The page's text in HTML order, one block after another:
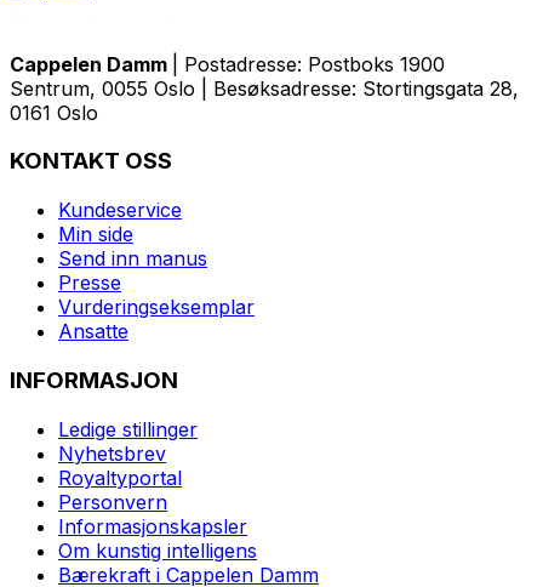
Cappelen Damm
| Postadresse: Postboks 1900
Sentrum, 0055 Oslo | Besøksadresse: Stortingsgata 28,
0161 Oslo
KONTAKT OSS
Kundeservice
Min side
Send inn manus
Presse
Vurderingseksemplar
Ansatte
INFORMASJON
Ledige stillinger
Nyhetsbrev
Royaltyportal
Personvern
Informasjonskapsler
Om kunstig intelligens
Bærekraft i Cappelen Damm